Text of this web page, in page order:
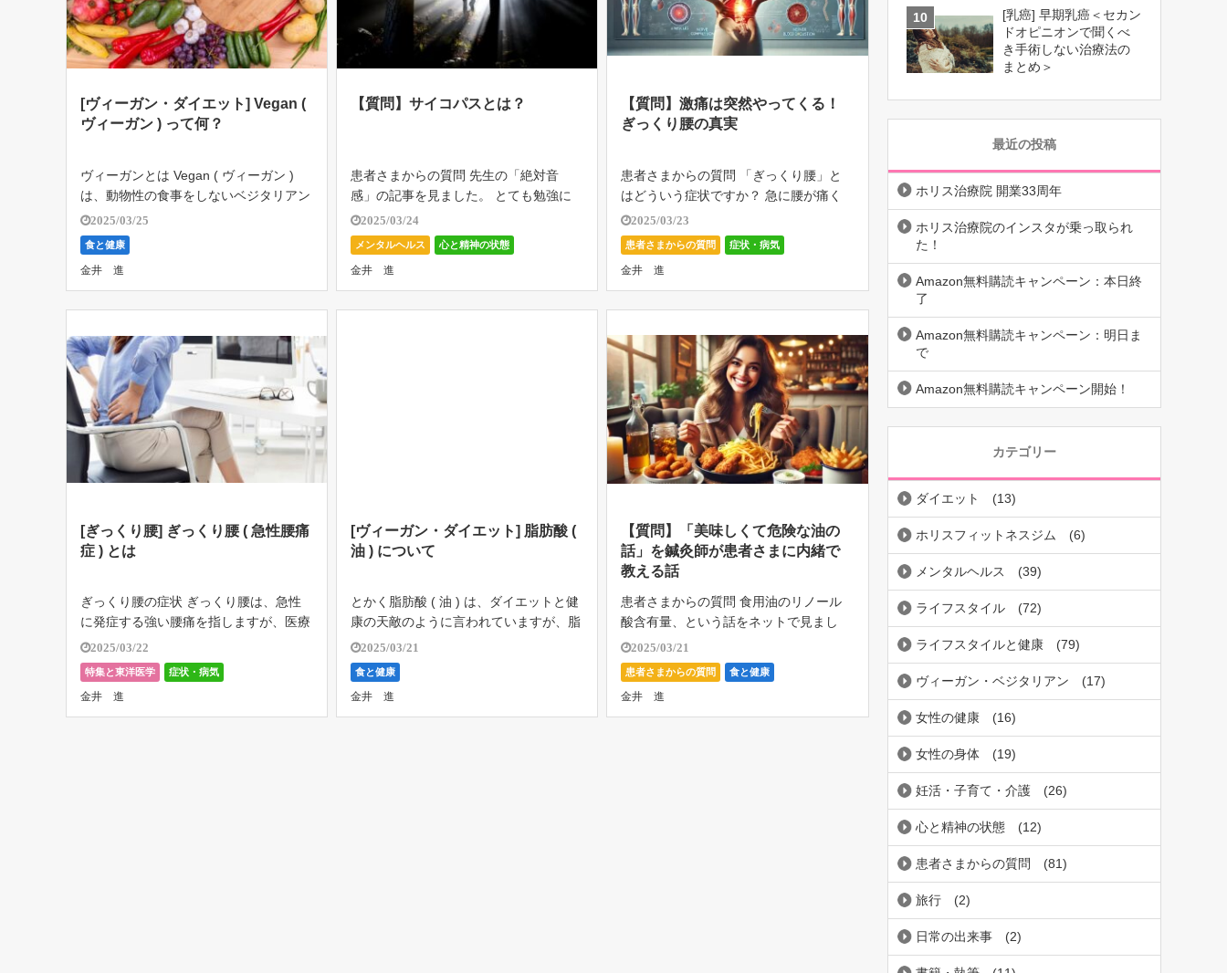
[ヴィーガン・ダイエット] Vegan (
ヴィーガン ) って何？
ヴィーガンとは Vegan ( ヴィーガン )
は、動物性の食事をしないベジタリアン
( 菜食主義 ) に加えて、牛乳やチーズな
ど酪農製品も食べない人たちのことで
す。 主なベジタリアン・Vegan ( ヴィー
ガン ) の […]
2025/03/25
食と健康
金井 進
【質問】サイコパスとは？
患者さまからの質問 先生の「絶対音
感」の記事を見ました。 とても勉強に
なりました。 その記事の中に「エンパ
ス」という言葉があり、初めて知りまし
た。 これはサイコパスの仲間ですか？
サイコパスって言葉はよく見るし、映画
やド […]
2025/03/24
メンタルヘルス 心と精神の状態
患者さまからの質問
金井 進
【質問】激痛は突然やってくる！
ぎっくり腰の真実
患者さまからの質問 「ぎっくり腰」と
はどういう症状ですか？ 急に腰が痛く
なって動けなるなる、くらいの情報しか
知りません。 どんな人がなりやすい？
ならない人はどういう人？ なんでぎっ
くり腰になる？ ならないためにはどう
し […]
2025/03/23
患者さまからの質問 症状・病気
金井 進
[ぎっくり腰] ぎっくり腰 ( 急性腰痛
症 ) とは
ぎっくり腰の症状 ぎっくり腰は、急性
に発症する強い腰痛を指しますが、医療
用語ではないため、定義も曖昧ですが、
一般的には、以下のような特徴がありま
す。 突然の痛み 重い物を持ち上げる、
身体をひねる、くしゃみなどの際に発
症。 […]
2025/03/22
特集と東洋医学 症状・病気
金井 進
[ヴィーガン・ダイエット] 脂肪酸 (
油 ) について
とかく脂肪酸 ( 油 ) は、ダイエットと健
康の天敵のように言われていますが、脂
肪酸は、あなたの細胞膜やホルモンを作
るのに必要な栄養素です。 健康に良い
とされた脂肪酸 ( 油 ) の変移をみていき
ましょう。 飽和脂肪酸 […]
2025/03/21
食と健康
金井 進
【質問】「美味しくて危険な油の
話」を鍼灸師が患者さまに内緒で
教える話
患者さまからの質問 食用油のリノール
酸含有量、という話をネットで見まし
た。 リノール酸とはなんですか？ リノ
ール酸の何がダメなんですか？ 取り続
けるとどうなりますか？ リノール酸と
は？ 「リノール酸」って聞いたことが
あり […]
2025/03/21
患者さまからの質問 食と健康
金井 進
[乳癌] 早期乳癌＜セカン
ドオピニオンで聞くべ
き手術しない治療法の
まとめ＞
最近の投稿
ホリス治療院 開業33周年
ホリス治療院のインスタが乗っ取られ
た！
Amazon無料購読キャンペーン：本日終
了
Amazon無料購読キャンペーン：明日ま
で
Amazon無料購読キャンペーン開始！
カテゴリー
ダイエット (13)
ホリスフィットネスジム (6)
メンタルヘルス (39)
ライフスタイル (72)
ライフスタイルと健康 (79)
ヴィーガン・ベジタリアン (17)
女性の健康 (16)
女性の身体 (19)
妊活・子育て・介護 (26)
心と精神の状態 (12)
患者さまからの質問 (81)
旅行 (2)
日常の出来事 (2)